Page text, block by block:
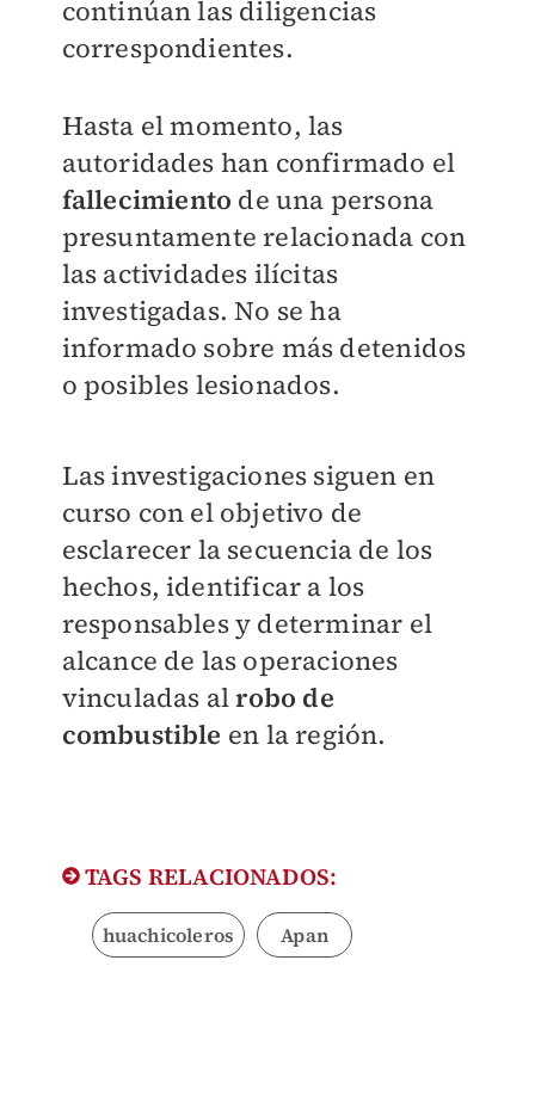
continúan las diligencias
correspondientes.
Hasta el momento, las
autoridades han confirmado el
fallecimiento de una persona
presuntamente relacionada con
las actividades ilícitas
investigadas. No se ha
informado sobre más detenidos
o posibles lesionados.
Las investigaciones siguen en
curso con el objetivo de
esclarecer la secuencia de los
hechos, identificar a los
responsables y determinar el
alcance de las operaciones
vinculadas alrobo de
combustible en la región.
TAGS RELACIONADOS:
huachicoleros Apan